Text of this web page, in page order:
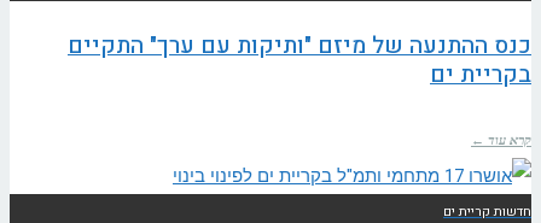
כנס ההתנעה של מיזם "ותיקות עם ערך" התקיים
בקריית ים
קרא עוד ←
חדשות קריית ים